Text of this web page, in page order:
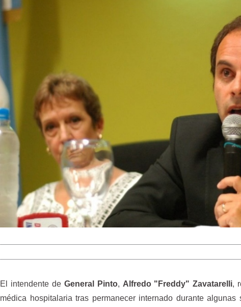
El intendente de General Pinto, Alfredo "Freddy" Zavatarelli,
médica hospitalaria tras permanecer internado durante